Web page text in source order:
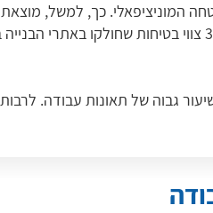
המוניציפאלי. כך, למשל,
במקום השני ברשימת הערים שאתריהן קיבלו צווי בטיחות - 266 צווים בשנים 2017-2019 (שנייה רק
גבוה של תאונות עבודה.